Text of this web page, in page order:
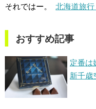
それではー。 北海道旅
おすすめ記事
定番は
新千歳